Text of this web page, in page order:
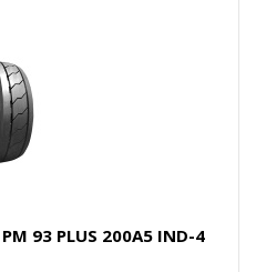
93 PLUS 200A5 IND-4